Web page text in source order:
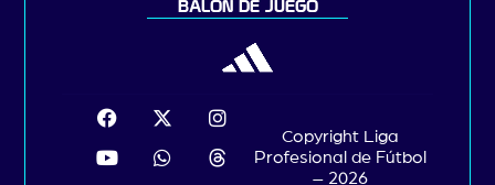
BALÓN DE JUEGO
Copyright Liga
Profesional de Fútbol
– 2026